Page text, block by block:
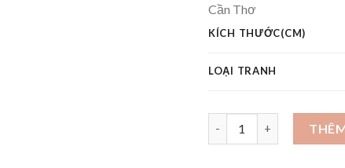
Cần Thơ
KÍCH THƯỚC(CM)
LOẠI TRANH
Tranh Phong thủy Tài